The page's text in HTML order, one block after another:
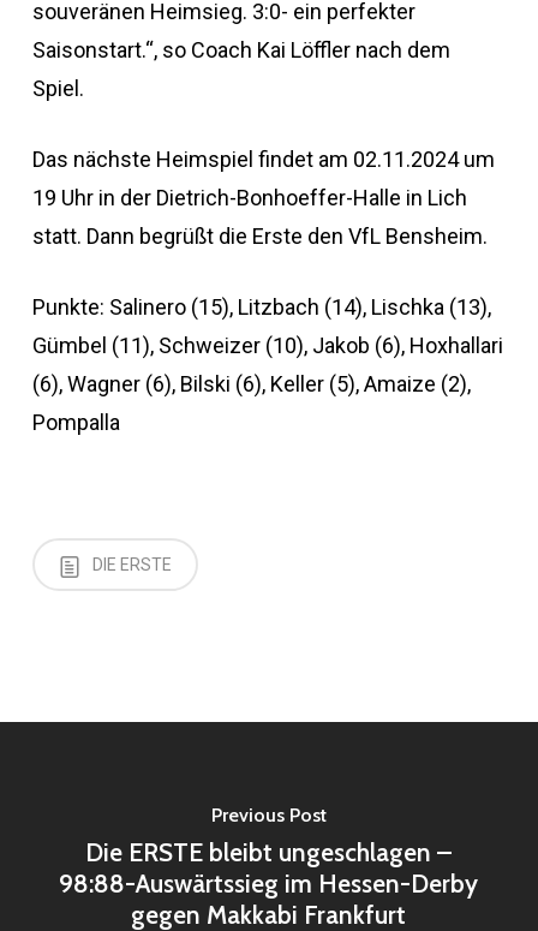
souveränen Heimsieg. 3:0- ein perfekter
Saisonstart.“, so Coach Kai Löffler nach dem
Spiel.
Das nächste Heimspiel findet am 02.11.2024 um
19 Uhr in der Dietrich-Bonhoeffer-Halle in Lich
statt. Dann begrüßt die Erste den VfL Bensheim.
Punkte: Salinero (15), Litzbach (14), Lischka (13),
Gümbel (11), Schweizer (10), Jakob (6), Hoxhallari
(6), Wagner (6), Bilski (6), Keller (5), Amaize (2),
Pompalla
DIE ERSTE
Previous Post
Die ERSTE bleibt ungeschlagen –
98:88-Auswärtssieg im Hessen-Derby
gegen Makkabi Frankfurt